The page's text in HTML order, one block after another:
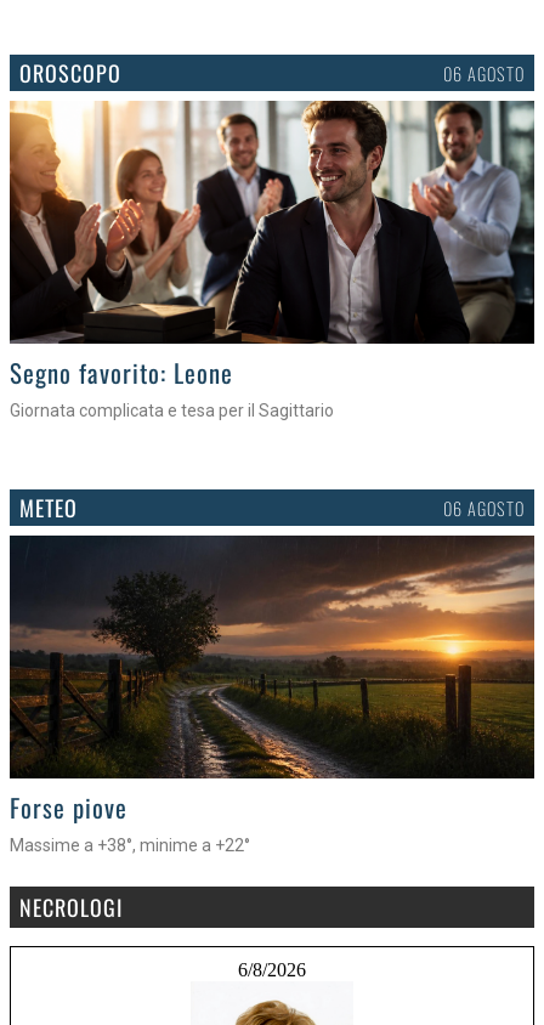
OROSCOPO 06 AGOSTO
>
Segno favorito: Leone
Giornata complicata e tesa per il Sagittario
METEO 06 AGOSTO
>
Forse piove
Massime a +38°, minime a +22°
NECROLOGI
6/8/2026